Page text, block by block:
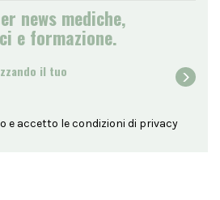
news mediche,
e formazione.
il tuo
e accetto le condizioni di privacy